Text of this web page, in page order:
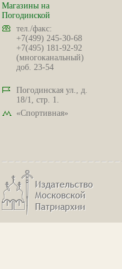
Магазины на
Погодинской
тел./факс:
+7(499) 245-30-68
+7(495) 181-92-92
(многоканальный)
доб. 23-54
Погодинская ул., д.
18/1, стр. 1.
«Спортивная»